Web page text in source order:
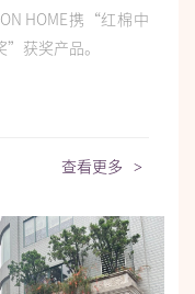
HOME携“红棉中
”获奖产品。
查看更多 >